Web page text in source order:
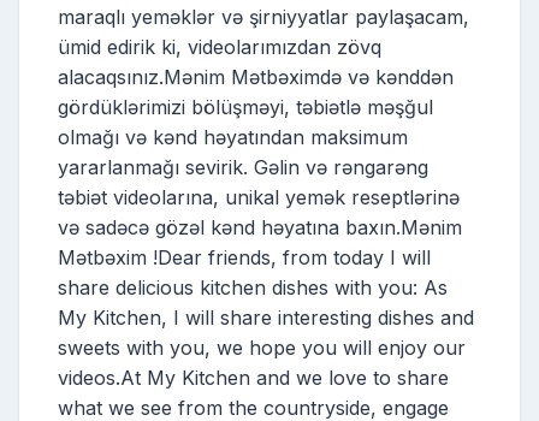
maraqlı yeməklər və şirniyyatlar paylaşacam,
ümid edirik ki, videolarımızdan zövq
alacaqsınız.Mənim Mətbəximdə və kənddən
gördüklərimizi bölüşməyi, təbiətlə məşğul
olmağı və kənd həyatından maksimum
yararlanmağı sevirik. Gəlin və rəngarəng
təbiət videolarına, unikal yemək reseptlərinə
və sadəcə gözəl kənd həyatına baxın.Mənim
Mətbəxim !Dear friends, from today I will
share delicious kitchen dishes with you: As
My Kitchen, I will share interesting dishes and
sweets with you, we hope you will enjoy our
videos.At My Kitchen and we love to share
what we see from the countryside, engage